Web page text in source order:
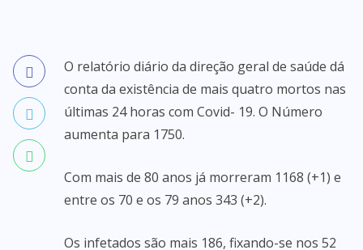
O relatório diário da direção geral de saúde dá
conta da existência de mais quatro mortos nas
últimas 24 horas com Covid- 19. O Número
aumenta para 1750.
Com mais de 80 anos já morreram 1168 (+1) e
entre os 70 e os 79 anos 343 (+2).
Os infetados são mais 186, fixando-se nos 52